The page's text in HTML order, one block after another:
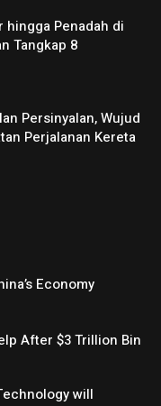
hingga Penadah di
Tangkap 8
Persinyalan, Wujud
Perjalanan Kereta
Economy
After $3 Trillion Bin
will